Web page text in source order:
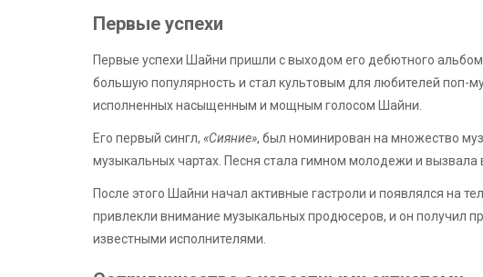
Первые успехи
Первые успехи Шайни пришли с выходом его дебютного
большую популярность и стал культовым для любителей поп-
исполненных насыщенным и мощным голосом Шайни.
Его первый сингл, «Сияние», был номинирован на множество
музыкальных чартах. Песня стала гимном молодежи и вызвала
После этого Шайни начал активные гастроли и появлялся на
привлекли внимание музыкальных продюсеров, и он получил
известными исполнителями.